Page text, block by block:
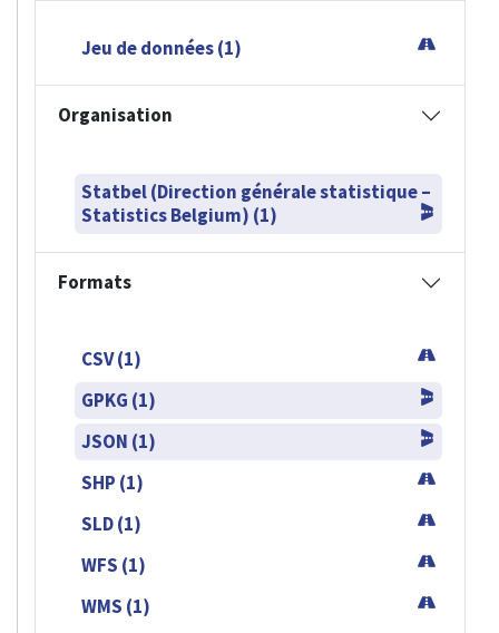
Jeu de données (1)
Organisation
Statbel (Direction générale statistique –
Statistics Belgium) (1)
Formats
CSV (1)
GPKG (1)
JSON (1)
SHP (1)
SLD (1)
WFS (1)
WMS (1)